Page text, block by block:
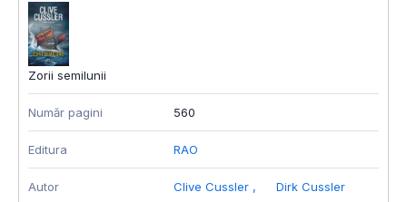
Zorii semilunii
Număr pagini 560
Editura RAO
Autor Clive Cussler , Dirk Cussler